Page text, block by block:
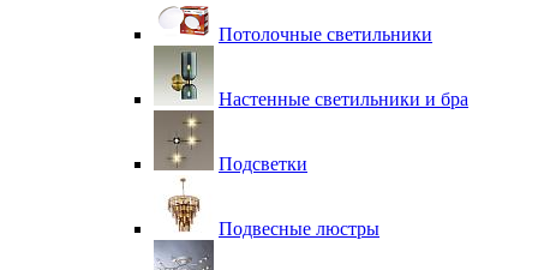
Потолочные светильники
Настенные светильники и бра
Подсветки
Подвесные люстры